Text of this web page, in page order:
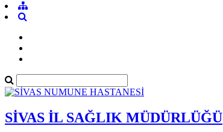
SİVAS İL SAĞLIK MÜDÜRLÜĞÜ